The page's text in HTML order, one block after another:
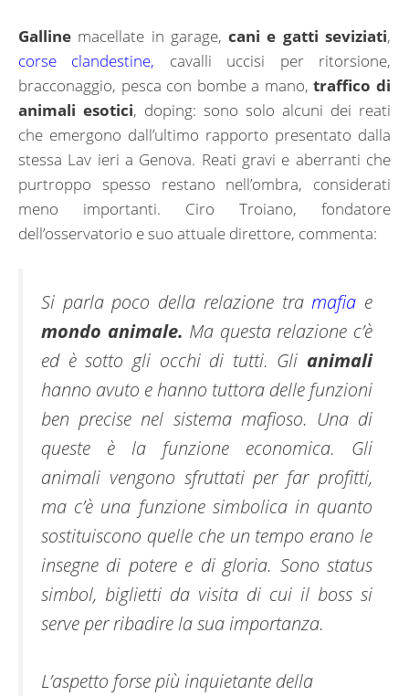
Galline macellate in garage,cani e gatti seviziati,
corse clandestine, cavalli uccisi per ritorsione,
bracconaggio, pesca con bombe a mano, traffico di
animali esotici, doping: sono solo alcuni dei reati
che emergono dall’ultimo rapporto presentato dalla
stessa Lav ieri a Genova. Reati gravi e aberranti che
purtroppo spesso restano nell’ombra, considerati
meno importanti. Ciro Troiano, fondatore
dell’osservatorio e suo attuale direttore, commenta:
Si parla poco della relazione tramafia e
mondo animale. Ma questa relazione c’è
ed è sotto gli occhi di tutti. Gli animali
hanno avuto e hanno tuttora delle funzioni
ben precise nel sistema mafioso. Una di
queste è la funzione economica. Gli
animali vengono sfruttati per far profitti,
ma c’è una funzione simbolica in quanto
sostituiscono quelle che un tempo erano le
insegne di potere e di gloria. Sono status
simbol, biglietti da visita di cui il boss si
serve per ribadire la sua importanza.
L’aspetto forse più inquietante della